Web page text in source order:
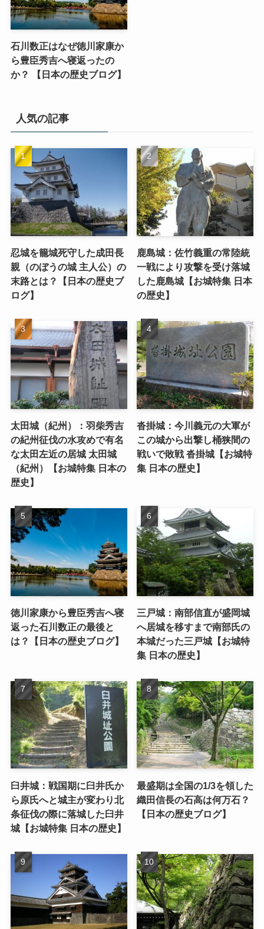
石川数正はなぜ徳川家康か
ら豊臣秀吉へ寝返ったの
か？ 【日本の歴史ブログ】
人気の記事
忍城を籠城死守した成田長
親（のぼうの城 主人公）の
末路とは？【日本の歴史ブ
ログ】
鹿島城：佐竹義重の常陸統
一戦により攻撃を受け落城
した鹿島城【お城特集 日本
の歴史】
太田城（紀州）：羽柴秀吉
の紀州征伐の水攻めで有名
な太田左近の居城 太田城
（紀州）【お城特集 日本の
歴史】
沓掛城：今川義元の大軍が
この城から出撃し桶狭間の
戦いで敗戦 沓掛城【お城特
集 日本の歴史】
徳川家康から豊臣秀吉へ寝
返った石川数正の最後と
は？【日本の歴史ブログ】
三戸城：南部信直が盛岡城
へ居城を移すまで南部氏の
本城だった三戸城【お城特
集 日本の歴史】
臼井城：戦国期に臼井氏か
ら原氏へと城主が変わり北
条征伐の際に落城した臼井
城【お城特集 日本の歴史】
最盛期は全国の1/3を領した
織田信長の石高は何万石？
【日本の歴史ブログ】